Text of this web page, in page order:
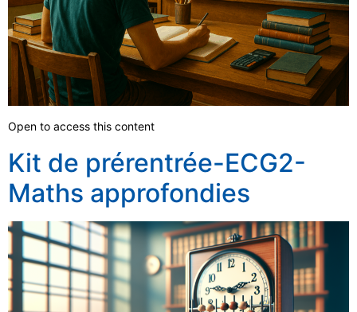
Open to access this content
Kit de prérentrée-ECG2-
Maths approfondies